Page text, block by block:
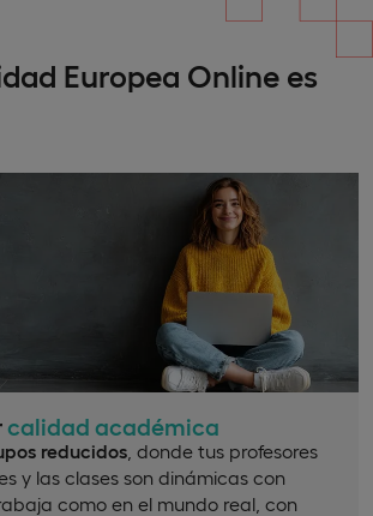
Europea Online es
calidad académica
reducidos , donde tus profesores
y las clases son dinámicas con
como en el mundo real, con